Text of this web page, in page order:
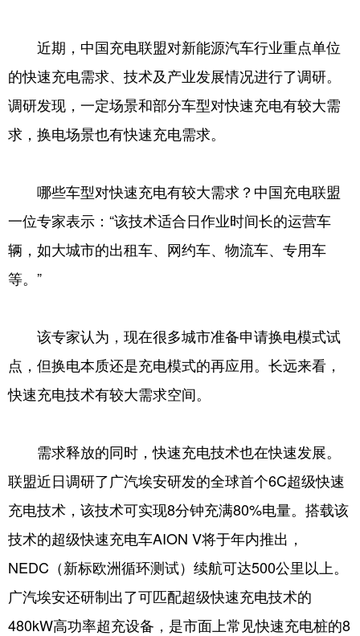
食品 人居 信息化 数字经济
学术中国 乡村振兴 银龄 溯源中国
城市 旅游 能源 会展
彩票 娱乐 时尚
文化产业
地方频道
辽宁 吉林 上海 江苏
浙江 安徽 福建 江西
广东 广西 海南 重庆
四川 贵州 云南 西藏
陕西 甘肃 青海 宁夏
新疆 内蒙古 黑龙江
多语种频道
近期，中国充电联盟对新能源汽车行业重点单位
的快速充电需求、技术及产业发展情况进行了调研。
调研发现，一定场景和部分车型对快速充电有较大需
求，换电场景也有快速充电需求。
哪些车型对快速充电有较大需求？中国充电联盟
一位专家表示：“该技术适合日作业时间长的运营车
辆，如大城市的出租车、网约车、物流车、专用车
等。”
该专家认为，现在很多城市准备申请换电模式试
点，但换电本质还是充电模式的再应用。长远来看，
快速充电技术有较大需求空间。
需求释放的同时，快速充电技术也在快速发展。
联盟近日调研了广汽埃安研发的全球首个6C超级快速
充电技术，该技术可实现8分钟充满80%电量。搭载该
技术的超级快速充电车AION V将于年内推出，
NEDC（新标欧洲循环测试）续航可达500公里以上。
广汽埃安还研制出了可匹配超级快速充电技术的
480kW高功率超充设备，是市面上常见快速充电桩的8